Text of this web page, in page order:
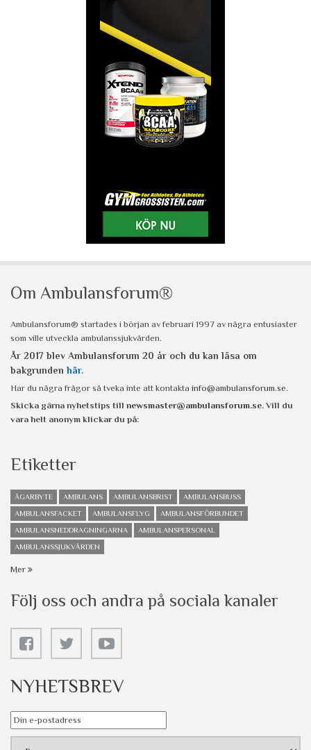
Om Ambulansforum®
Ambulansforum® startades i början av februari 1997 av några entusiaster
som ville utveckla ambulanssjukvården.
År 2017 blev Ambulansforum 20 år och du kan läsa om
bakgrunden här.
Har du några frågor så tveka inte att kontakta info@ambulansforum.se.
Skicka gärna nyhetstips till newsmaster@ambulansforum.se. Vill du
vara helt anonym klickar du på:
Etiketter
ÄGARBYTE AMBULANS AMBULANSBRIST
AMBULANSBUSS
AMBULANSFACKET
AMBULANSFLYG
AMBULANSFÖRBUNDET
AMBULANSNEDDRAGNINGARNA
AMBULANSPERSONAL
AMBULANSSJUKVÅRDEN
Mer
Följ oss och andra på sociala kanaler
NYHETSBREV